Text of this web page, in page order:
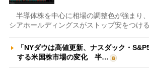
半導体株を中心に相場の調整色が強まり
シアホールディングスがストップ安をつけ
「NYダウは高値更新、ナスダック・
する米国株市場の変化 半…